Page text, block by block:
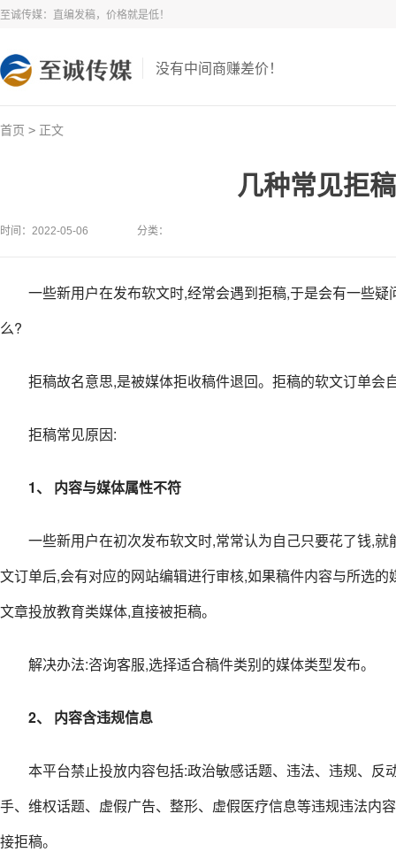
至诚传媒：直编发稿，价格就是低！
没有中间商赚差价！
首页 > 正文
几种常见拒
时间：2022-05-06 分类：
一些新用户在发布软文时,经常会遇到拒稿,于是会有一些
么?
拒稿故名意思,是被媒体拒收稿件退回。拒稿的软文订单会
拒稿常见原因:
1、 内容与媒体属性不符
一些新用户在初次发布软文时,常常认为自己只要花了钱,
文订单后,会有对应的网站编辑进行审核,如果稿件内容与所选
文章投放教育类媒体,直接被拒稿。
解决办法:咨询客服,选择适合稿件类别的媒体类型发布。
2、 内容含违规信息
本平台禁止投放内容包括:政治敏感话题、违法、违规、
手、维权话题、虚假广告、整形、虚假医疗信息等违规违法内
接拒稿。